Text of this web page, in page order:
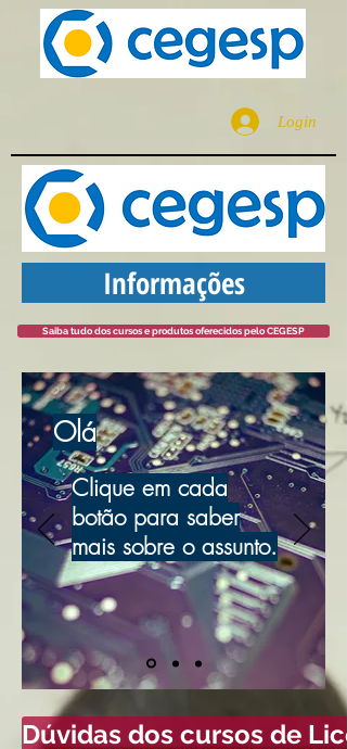
Login
Informações
Saiba tudo dos cursos e produtos oferecidos pelo CEGESP
Olá
Clique em cada
botão para saber
mais sobre o assunto.
Dúvidas dos cursos de